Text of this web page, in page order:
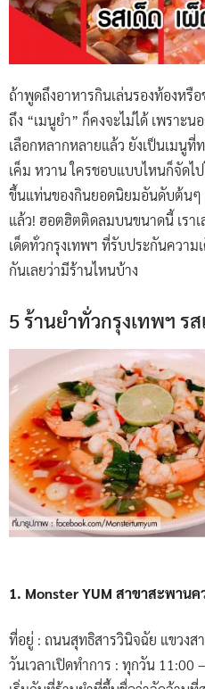
ถ้าพูดถึงอาหารกินเล่นรองท้องหรื
ถึง “เมนูยำ” ก็คงจะไม่ได้ เพราะ
เลือกหลากหลายแล้ว ยังเป็นเมนูที่
เค็ม หวาน ใครชอบแบบไหนก็จัดไ
ขึ้นแท่นของกินยอดนิยมอันดับต้นๆ
แล้ว! ฮอตฮิตติดลมบนขนาดนี้ เรา
เด็ดทั่วกรุงเทพฯ ที่รับประกันความ
กันเลยว่ามีร้านไหนบ้าง
5 ร้านยำทั่วกรุงเทพฯ ร
1. Monster YUM สาขาสะพานค
ที่อยู่ : ถนนสุทธิสารวินิจฉัย แขวงส
วันเวลาเปิดทำการ : ทุกวัน 11:00